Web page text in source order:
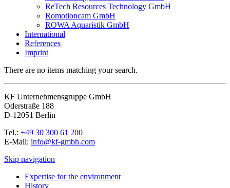
ReTech Resources Technology GmbH
Romotioncam GmbH
ROWA Aquaristik GmbH
International
References
Imprint
There are no items matching your search.
KF Unternehmensgruppe GmbH
Oderstraße 188
D-12051 Berlin
Tel.: +49 30 300 61 200
E-Mail: info@kf-gmbh.com
Skip navigation
Expertise for the environment
History